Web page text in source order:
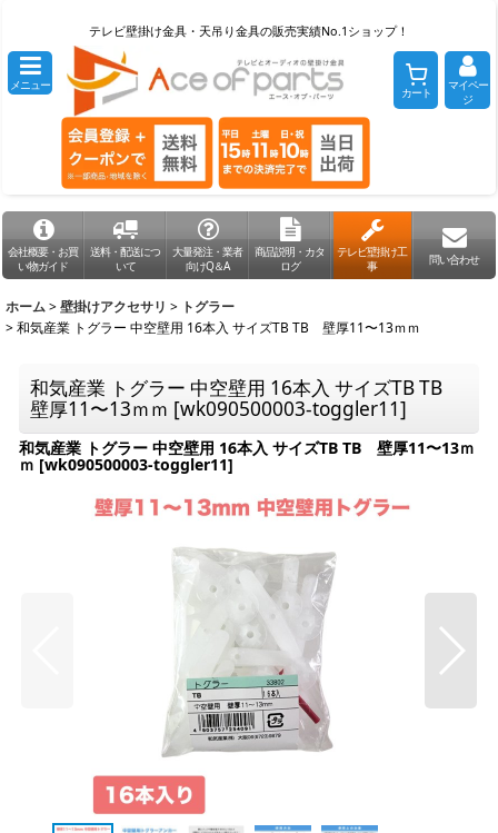
テレビ壁掛け金具・天吊り金具の販売実績No.1ショップ！
メニュー カート
マイペー
ジ
会社概要・お買
い物ガイド
送料・配送につ
いて
大量発注・業者
向けQ＆A
商品説明・カタ
ログ
テレビ壁掛け工
事
問い合わせ
ホーム >壁掛けアクセサリ > トグラー
>和気産業 トグラー 中空壁用 16本入 サイズTB TB 壁厚11〜13ｍｍ
和気産業 トグラー 中空壁用 16本入 サイズTB TB
壁厚11〜13ｍｍ [wk090500003-toggler11]
和気産業 トグラー 中空壁用 16本入 サイズTB TB 壁厚11〜13ｍ
ｍ [wk090500003-toggler11]